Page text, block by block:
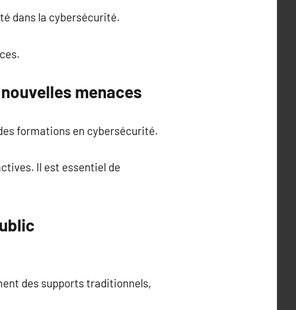
dans la cybersécurité.
menaces
formations en cybersécurité.
Il est essentiel de
des supports traditionnels,